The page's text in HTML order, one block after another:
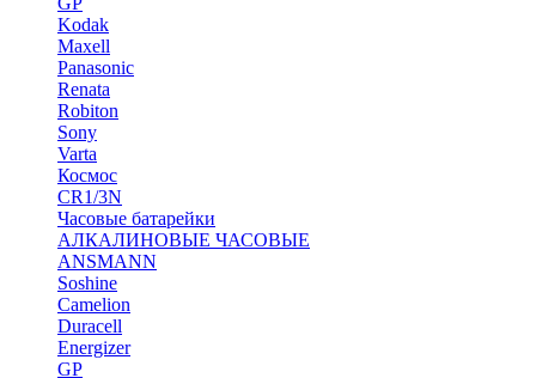
Kodak
Maxell
Panasonic
Renata
Robiton
Sony
Varta
Космос
CR1/3N
Часовые батарейки
АЛКАЛИНОВЫЕ ЧАСОВЫЕ
ANSMANN
Soshine
Camelion
Duracell
Energizer
GP